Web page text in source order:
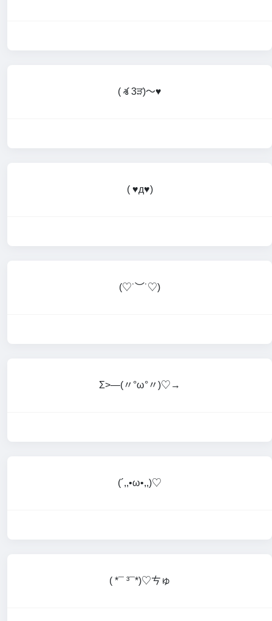
( శ 3ੜ)～♥
( ♥д♥)
(♡˙︶˙♡)
Σ>―(〃°ω°〃)♡→
(´,,•ω•,,)♡
( *¯ ³¯*)♡ㄘゅ